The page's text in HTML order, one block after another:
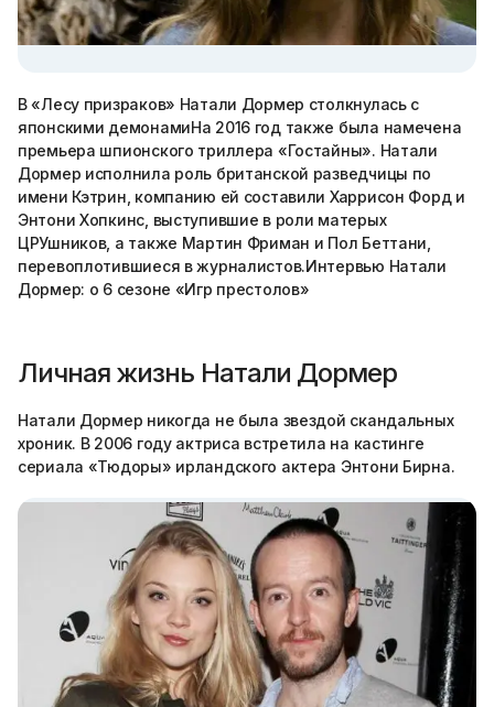
В «Лесу призраков» Натали Дормер столкнулась с
японскими демонамиНа 2016 год также была намечена
премьера шпионского триллера «Гостайны». Натали
Дормер исполнила роль британской разведчицы по
имени Кэтрин, компанию ей составили Харрисон Форд и
Энтони Хопкинс, выступившие в роли матерых
ЦРУшников, а также Мартин Фриман и Пол Беттани,
перевоплотившиеся в журналистов.Интервью Натали
Дормер: о 6 сезоне «Игр престолов»
Личная жизнь Натали Дормер
Натали Дормер никогда не была звездой скандальных
хроник. В 2006 году актриса встретила на кастинге
сериала «Тюдоры» ирландского актера Энтони Бирна.